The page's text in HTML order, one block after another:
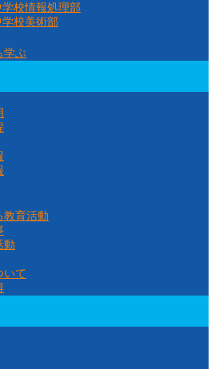
学校情報処理部
学校美術部
学ぶ
教育活動
動
いて